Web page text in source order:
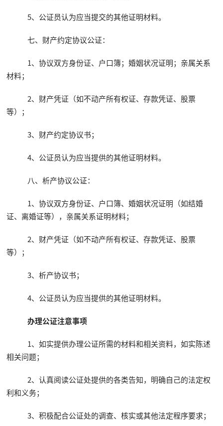
5、公证员认为应当提交的其他证明材料。
七、财产约定协议公证：
1、协议双方身份证、户口簿；婚姻状况证明；亲属关系
材料；
2、财产凭证（如不动产所有权证、存款凭证、股票
等）；
3、财产约定协议书；
4、公证员认为应当提供的其他证明材料。
八、析产协议公证：
1、协议双方身份证、户口簿、婚姻状况证明（如结婚
证、离婚证等），亲属关系证明材料；
2、财产凭证（如不动产所有权证、存款凭证、股票
等）；
3、析产协议书；
4、公证员认为应当提供的其他证明材料。
办理公证注意事项
1、如实提供办理公证所需的材料和相关资料，如实陈述
相关问题；
2、认真阅读公证处提供的各类告知，明确自己的法定权
利和义务；
3、积极配合公证处的调查、核实或其他法定程序要求；